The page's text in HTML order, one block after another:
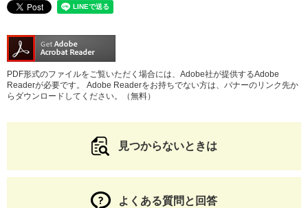
PDF形式のファイルをご覧いただく場合には、Adobe社が提供するAdobe
Readerが必要です。
Adobe Readerをお持ちでない方は、バナーのリンク先か
らダウンロードしてください。（無料）
見つからないときは
よくある質問と回答